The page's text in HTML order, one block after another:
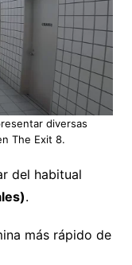
diversas
The Exit 8.
del habitual
.
más rápido de